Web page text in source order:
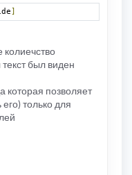
]
колиечство
был виден
которая позволяет
только для